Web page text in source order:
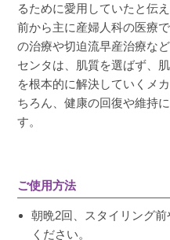
るために愛用していたと伝
前から主に産婦人科の医療
の治療や切迫流早産治療な
センタは、肌質を選ばず、
を根本的に解決していくメ
ちろん、健康の回復や維持
す。
ご使用方法
朝晩2回、スタイリング
ください。